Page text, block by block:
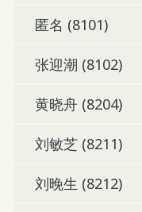
匿名 (8101)
张迎潮 (8102)
黄晓舟 (8204)
刘敏芝 (8211)
刘晚生 (8212)